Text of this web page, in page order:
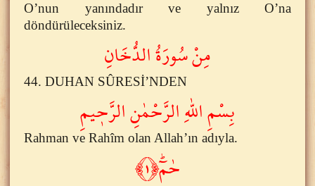
O’nun yanındadır ve yalnız O’na
döndürüleceksiniz.
مِنْ سُورَةُ الدُّخَانِ
44. DUHAN SÛRESİ’NDEN
بِسْمِ اللّٰهِ الرَّحْمٰنِ الرَّح۪يمِ
Rahman ve Rahîm olan Allah’ın adıyla.
حٰمٓۜ﴿١﴾